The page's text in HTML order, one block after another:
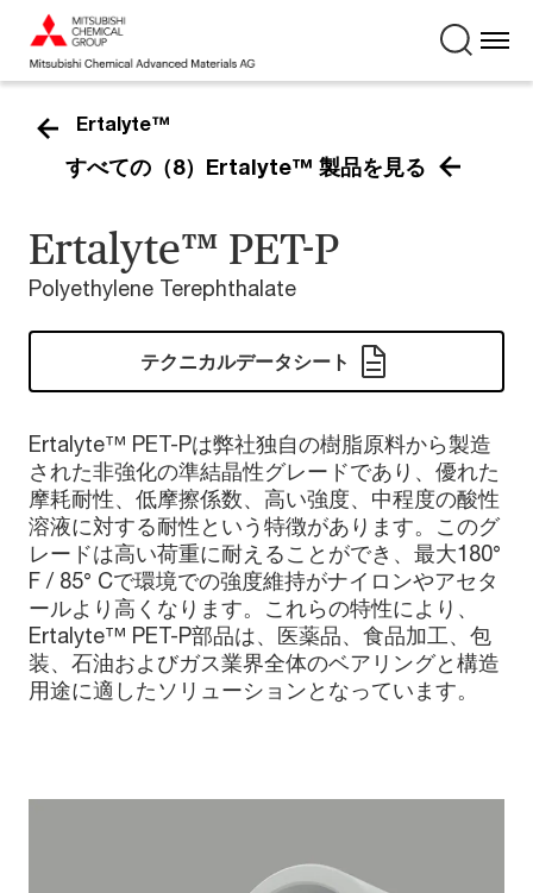
Ertalyte™
すべての（8）Ertalyte™ 製品を見る
Ertalyte™ PET-P
Polyethylene Terephthalate
テクニカルデータシート
Ertalyte™ PET-Pは弊社独自の樹脂原料から製造
された非強化の準結晶性グレードであり、優れた
摩耗耐性、低摩擦係数、高い強度、中程度の酸性
溶液に対する耐性という特徴があります。このグ
レードは高い荷重に耐えることができ、最大180°
F / 85° Cで環境での強度維持がナイロンやアセタ
ールより高くなります。これらの特性により、
Ertalyte™ PET-P部品は、医薬品、食品加工、包
装、石油およびガス業界全体のベアリングと構造
用途に適したソリューションとなっています。